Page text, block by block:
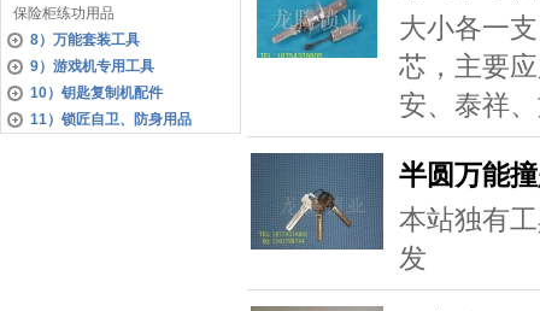
保险柜练功用品
8）万能套装工具
9）游戏机专用工具
10）钥匙复制机配件
11）锁匠自卫、防身用品
大小各一
芯，主要
安、泰祥
半圆万能
本站独有
发